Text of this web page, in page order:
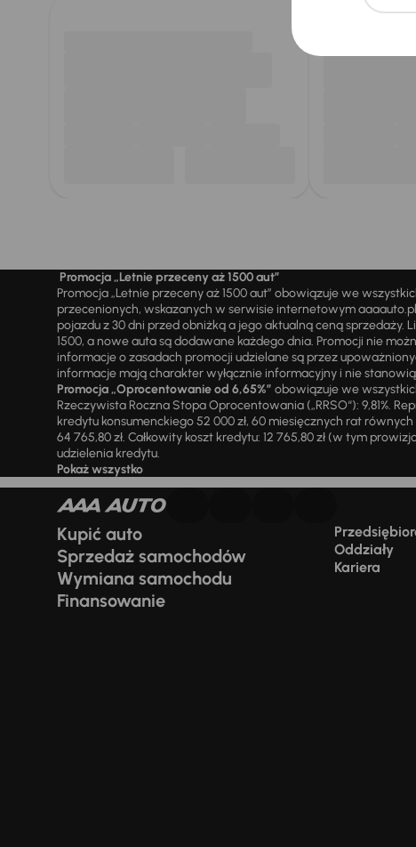
Promocja „Letnie przeceny aż 1500 aut”
Promocja „Letnie przeceny aż 1500 aut” obowiązuje we
przecenionych, wskazanych w serwisie internetowym
pojazdu z 30 dni przed obniżką a jego aktualną ceną
1500, a nowe auta są dodawane każdego dnia. Promocji nie
informacje o zasadach promocji udzielane są przez
informacje mają charakter wyłącznie informacyjny i nie
Promocja „Oprocentowanie od 6,65%” obowiązuje we
Rzeczywista Roczna Stopa Oprocentowania („RRSO“): 9,81%.
kredytu konsumenckiego 52 000 zł, 60 miesięcznych rat
64 765,80 zł. Całkowity koszt kredytu: 12 765,80 zł (w tym
udzielenia kredytu.
Pokaż wszystko
Kupić auto
Sprzedaż samochodów
Wymiana samochodu
Finansowanie
Oddziały
Kariera